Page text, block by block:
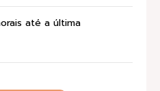
até a última